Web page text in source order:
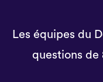
Les équipes du
questions de